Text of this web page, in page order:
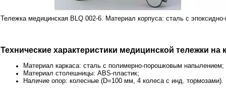
Тележка медицинская BLQ 002-6. Материал корпуса: сталь с
Технические характеристики медицинской тележки на
Материал каркаса: сталь с полимерно-порошковым напылением;
Материал столешницы: ABS-пластик;
Наличие опор: колесные (D=100 мм, 4 колеса с инд. тормозами).